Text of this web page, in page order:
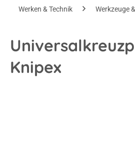
Werken & Technik Werkzeuge
Knipex